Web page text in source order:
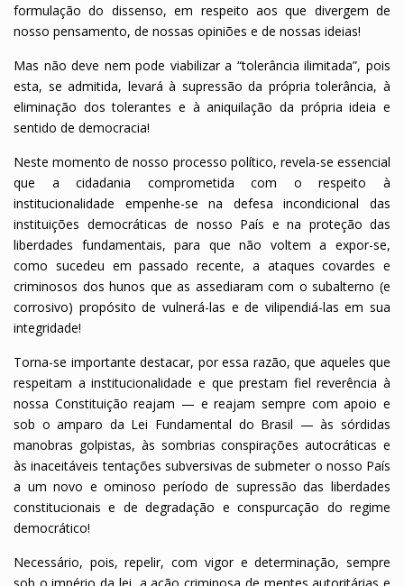
formulação do dissenso, em respeito aos que divergem de
nosso pensamento, de nossas opiniões e de nossas ideias!
Mas não deve nem pode viabilizar a “tolerância ilimitada”, pois
esta, se admitida, levará à supressão da própria tolerância, à
eliminação dos tolerantes e à aniquilação da própria ideia e
sentido de democracia!
Neste momento de nosso processo político, revela-se essencial
que a cidadania comprometida com o respeito à
institucionalidade empenhe-se na defesa incondicional das
instituições democráticas de nosso País e na proteção das
liberdades fundamentais, para que não voltem a expor-se,
como sucedeu em passado recente, a ataques covardes e
criminosos dos hunos que as assediaram com o subalterno (e
corrosivo) propósito de vulnerá-las e de vilipendiá-las em sua
integridade!
Torna-se importante destacar, por essa razão, que aqueles que
respeitam a institucionalidade e que prestam fiel reverência à
nossa Constituição reajam — e reajam sempre com apoio e
sob o amparo da Lei Fundamental do Brasil — às sórdidas
manobras golpistas, às sombrias conspirações autocráticas e
às inaceitáveis tentações subversivas de submeter o nosso País
a um novo e ominoso período de supressão das liberdades
constitucionais e de degradação e conspurcação do regime
democrático!
Necessário, pois, repelir, com vigor e determinação, sempre
sob o império da lei, a ação criminosa de mentes autoritárias e